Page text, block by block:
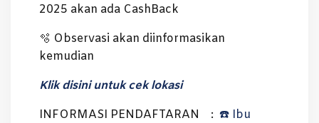
2025 akan ada CashBack
🫧 Observasi akan diinformasikan
kemudian
Klik disini untuk cek lokasi
INFORMASI PENDAFTARAN : ☎️ Ibu